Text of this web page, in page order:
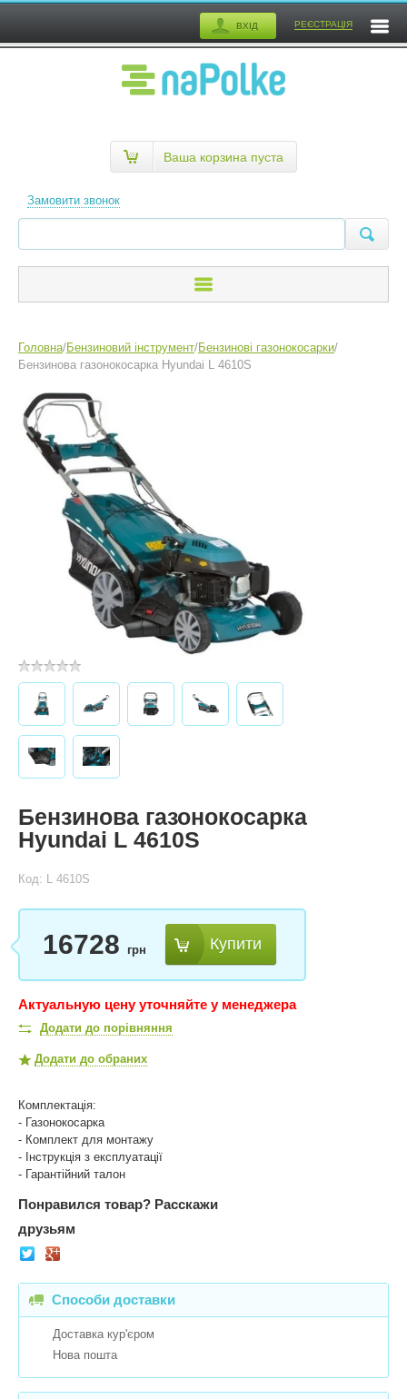
ВХІД РЕЄСТРАЦІЯ
Замовити звонок
Ваша корзина пуста
Головна/Бензиновий інструмент/Бензинові газонокосарки/
Бензинова газонокосарка Hyundai L 4610S
Бензинова газонокосарка
Hyundai L 4610S
Код: L 4610S
16728 грн Купити
Актуальную цену уточняйте у менеджера
Додати до порівняння
Додати до обраних
Комплектація:
- Газонокосарка
- Комплект для монтажу
- Інструкція з експлуатації
- Гарантійний талон
Понравился товар? Расскажи
друзьям
Способи доставки
Доставка кур'єром
Нова пошта